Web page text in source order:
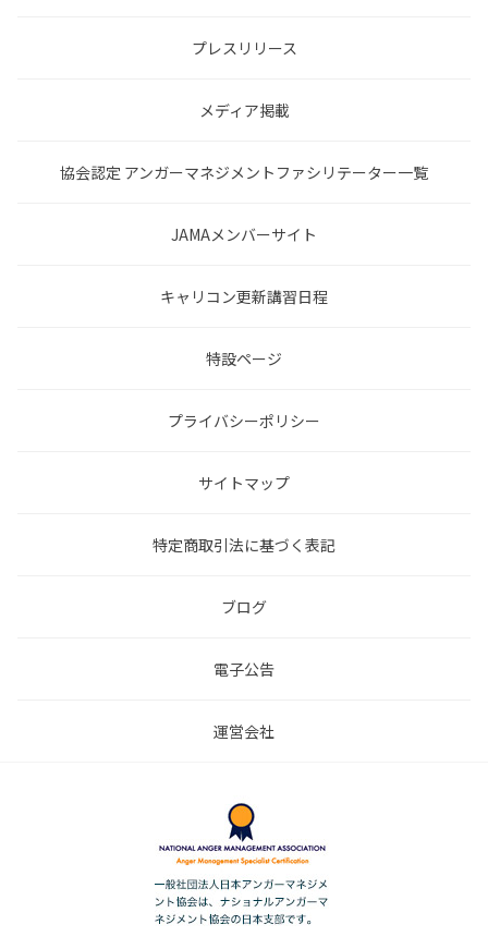
プレスリリース
メディア掲載
協会認定 アンガーマネジメントファシリテーター一覧
JAMAメンバーサイト
キャリコン更新講習日程
特設ページ
プライバシーポリシー
サイトマップ
特定商取引法に基づく表記
ブログ
電子公告
運営会社